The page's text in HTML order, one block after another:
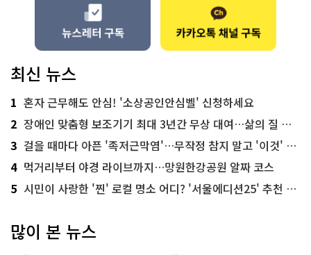
최신 뉴스
1 혼자 근무해도 안심! '소상공인안심벨' 신청하세요
2 장애인 맞춤형 보조기기 최대 3년간 무상 대여…삶의 질 높인다
3 걸을 때마다 아픈 '족저근막염'…무작정 참지 말고 '이것' 해보세요!
4 먹거리부터 야경 라이브까지…망원한강공원 알짜 코스
5 시민이 사랑한 '찐' 로컬 명소 어디? '서울에디션25' 추천 코스
많이 본 뉴스